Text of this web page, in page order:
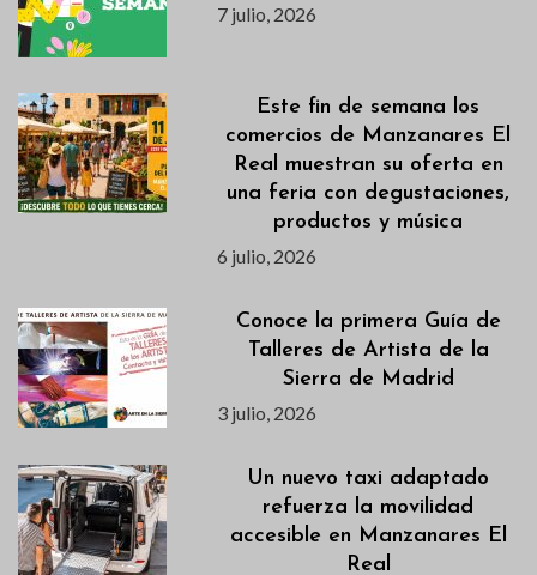
7 julio, 2026
Este fin de semana los
comercios de Manzanares El
Real muestran su oferta en
una feria con degustaciones,
productos y música
6 julio, 2026
Conoce la primera Guía de
Talleres de Artista de la
Sierra de Madrid
3 julio, 2026
Un nuevo taxi adaptado
refuerza la movilidad
accesible en Manzanares El
Real